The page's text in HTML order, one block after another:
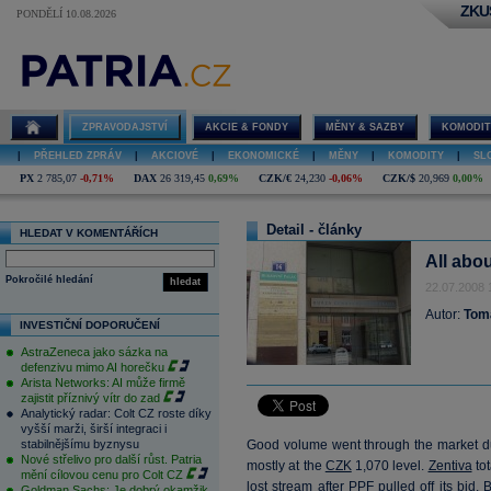
PONDĚLÍ 10.08.2026
ZPRAVODAJSTVÍ AKCIE & FONDY MĚNY & SAZBY
PŘEHLED ZPRÁV AKCIOVÉ EKONOMICKÉ MĚNY KOMODITY
PX 2 785,07 -0,71% DAX 26 319,45 0,69% CZK/€ 24,230 -0,06% CZK/$ 20,969 0,00%
HLEDAT V KOMENTÁŘÍCH
hledat
Pokročilé hledání
INVESTIČNÍ DOPORUČENÍ
AstraZeneca jako sázka na
defenzivu mimo AI horečku
Arista Networks: AI může firmě
zajistit příznivý vítr do zad
Analytický radar: Colt CZ roste díky
vyšší marži, širší integraci i
stabilnějšímu byznysu
Nové střelivo pro další růst. Patria
mění cílovou cenu pro Colt CZ
Detail - články
All
22.07.2008
Autor:
Good volume went through the market
mostly at the CZK1,070 level. Zentiva
lost stream after PPF pulled off its